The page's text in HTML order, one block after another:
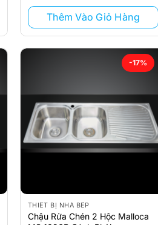
Thêm Vào Giỏ Hàng
-17%
THIẾT BỊ NHÀ BẾP
Chậu Rửa Chén 2 Hộc Malloca